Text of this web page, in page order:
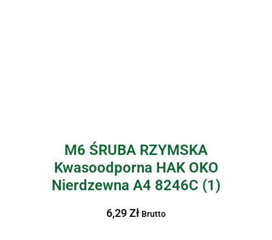
M6 ŚRUBA RZYMSKA
Kwasoodporna HAK OKO
Nierdzewna A4 8246C (1)
6,29Zł Brutto